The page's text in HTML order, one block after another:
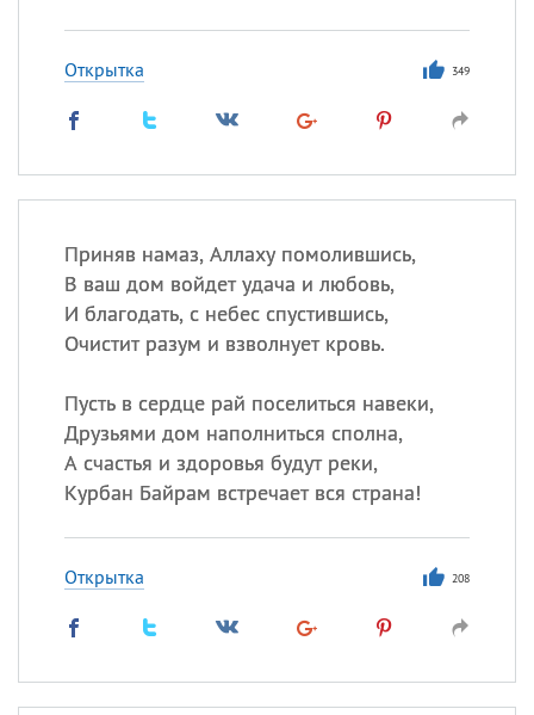
Открытка 349
Приняв намаз, Аллаху помолившись,
В ваш дом войдет удача и любовь,
И благодать, с небес спустившись,
Очистит разум и взволнует кровь.
Пусть в сердце рай поселиться навеки,
Друзьями дом наполниться сполна,
А счастья и здоровья будут реки,
Курбан Байрам встречает вся страна!
Открытка 208